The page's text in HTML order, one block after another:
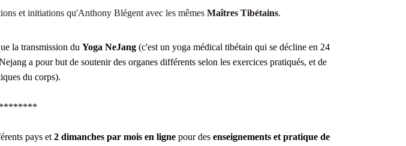
et initiations qu'Anthony Blégent avec les mêmes Maîtres Tibétains.
la transmission du Yoga NeJang (c'est un yoga médical tibétain qui se décline en 24
a pour but de soutenir des organes différents selon les exercices pratiqués, et de
du corps).
pays et 2 dimanches par mois en ligne pour des enseignements et pratique de